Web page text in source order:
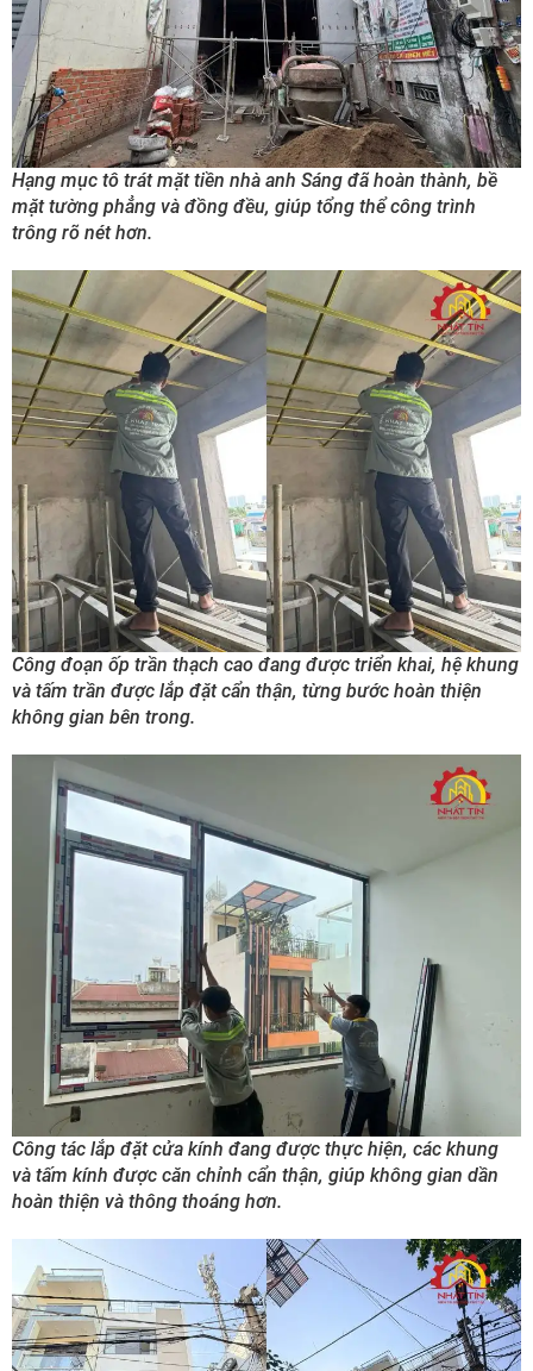
Hạng mục tô trát mặt tiền nhà anh Sáng đã hoàn thành, bề
mặt tường phẳng và đồng đều, giúp tổng thể công trình
trông rõ nét hơn.
Công đoạn ốp trần thạch cao đang được triển khai, hệ khung
và tấm trần được lắp đặt cẩn thận, từng bước hoàn thiện
không gian bên trong.
Công tác lắp đặt cửa kính đang được thực hiện, các khung
và tấm kính được căn chỉnh cẩn thận, giúp không gian dần
hoàn thiện và thông thoáng hơn.